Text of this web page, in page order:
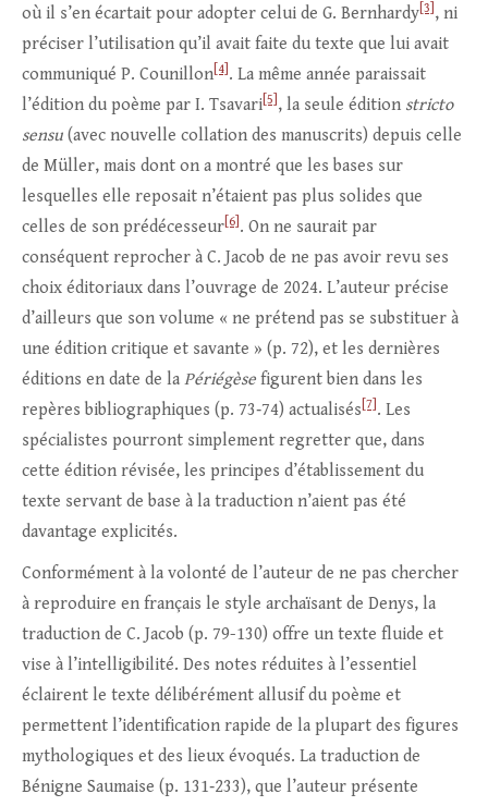
où il s’en écartait pour adopter celui de G. Bernhardy [3] , ni
préciser l’utilisation qu’il avait faite du texte que lui avait
communiqué P. Counillon [4] . La même année paraissait
l’édition du poème par I. Tsavari [5] , la seule édition stricto
sensu (avec nouvelle collation des manuscrits) depuis celle
de Müller, mais dont on a montré que les bases sur
lesquelles elle reposait n’étaient pas plus solides que
celles de son prédécesseur [6] . On ne saurait par
conséquent reprocher à C. Jacob de ne pas avoir revu ses
choix éditoriaux dans l’ouvrage de 2024. L’auteur précise
d’ailleurs que son volume « ne prétend pas se substituer à
une édition critique et savante » (p. 72), et les dernières
éditions en date de la Périégèse figurent bien dans les
repères bibliographiques (p. 73‑74) actualisés [7] . Les
spécialistes pourront simplement regretter que, dans
cette édition révisée, les principes d’établissement du
texte servant de base à la traduction n’aient pas été
davantage explicités.
Conformément à la volonté de l’auteur de ne pas chercher
à reproduire en français le style archaïsant de Denys, la
traduction de C. Jacob (p. 79-130) offre un texte fluide et
vise à l’intelligibilité. Des notes réduites à l’essentiel
éclairent le texte délibérément allusif du poème et
permettent l’identification rapide de la plupart des figures
mythologiques et des lieux évoqués. La traduction de
Bénigne Saumaise (p. 131‑233), que l’auteur présente